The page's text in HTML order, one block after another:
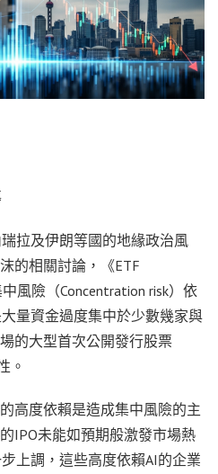
拉及伊朗等國的地緣政治風
的相關討論，《ETF
風險（Concentration risk）依
量資金過度集中於少數幾家與
的大型首次公開發行股票
。
高度依賴是造成集中風險的主
IPO未能如預期般激發市場熱
上調，這些高度依賴AI的企業